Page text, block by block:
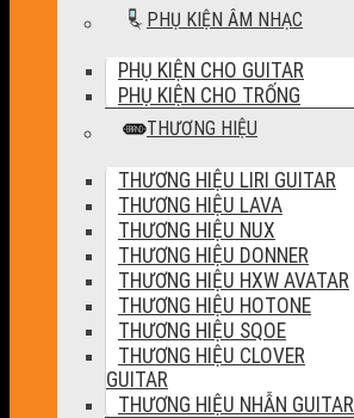
PHỤ KIỆN ÂM NHẠC
PHỤ KIỆN CHO GUITAR
PHỤ KIỆN CHO TRỐNG
THƯƠNG HIỆU
THƯƠNG HIỆU LIRI GUITAR
THƯƠNG HIỆU LAVA
THƯƠNG HIỆU NUX
THƯƠNG HIỆU DONNER
THƯƠNG HIỆU HXW AVATAR
THƯƠNG HIỆU HOTONE
THƯƠNG HIỆU SQOE
THƯƠNG HIỆU CLOVER
GUITAR
THƯƠNG HIỆU NHẪN GUITAR